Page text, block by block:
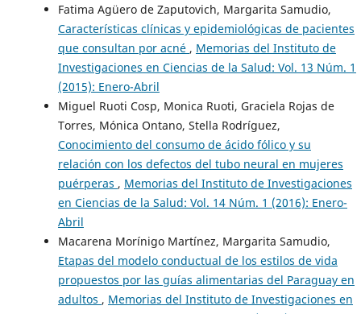
Fatima Agüero de Zaputovich, Margarita Samudio,
Características clínicas y epidemiológicas de pacientes
que consultan por acné , Memorias del Instituto de
Investigaciones en Ciencias de la Salud: Vol. 13 Núm. 1
(2015): Enero-Abril
Miguel Ruoti Cosp, Monica Ruoti, Graciela Rojas de
Torres, Mónica Ontano, Stella Rodríguez,
Conocimiento del consumo de ácido fólico y su
relación con los defectos del tubo neural en mujeres
puérperas , Memorias del Instituto de Investigaciones
en Ciencias de la Salud: Vol. 14 Núm. 1 (2016): Enero-
Abril
Macarena Morínigo Martínez, Margarita Samudio,
Etapas del modelo conductual de los estilos de vida
propuestos por las guías alimentarias del Paraguay en
adultos , Memorias del Instituto de Investigaciones en